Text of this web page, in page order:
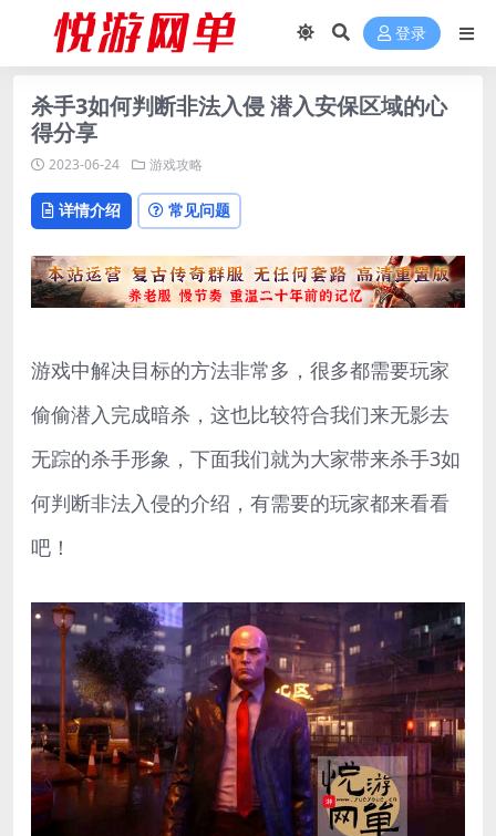
登录
杀手3如何判断非法入侵 潜入安保区域的心
得分享
2023-06-24 游戏攻略
详情介绍 常见问题
游戏中解决目标的方法非常多，很多都需要玩家
偷偷潜入完成暗杀，这也比较符合我们来无影去
无踪的杀手形象，下面我们就为大家带来杀手3如
何判断非法入侵的介绍，有需要的玩家都来看看
吧！